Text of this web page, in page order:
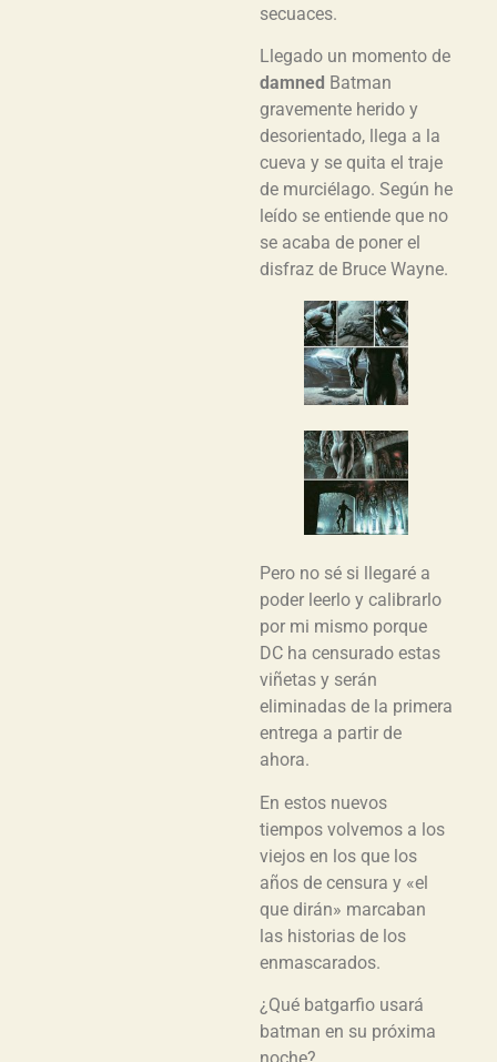
secuaces.
Llegado un momento de
damned Batman
gravemente herido y
desorientado, llega a la
cueva y se quita el traje
de murciélago. Según he
leído se entiende que no
se acaba de poner el
disfraz de Bruce Wayne.
Pero no sé si llegaré a
poder leerlo y calibrarlo
por mi mismo porque
DC ha censurado estas
viñetas y serán
eliminadas de la primera
entrega a partir de
ahora.
En estos nuevos
tiempos volvemos a los
viejos en los que los
años de censura y «el
que dirán» marcaban
las historias de los
enmascarados.
¿Qué batgarfio usará
batman en su próxima